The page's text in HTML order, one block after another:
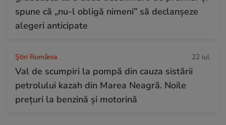
spune că „nu-l obligă nimeni” să declanșeze
alegeri anticipate
Știri România 22 iul.
Val de scumpiri la pompă din cauza sistării
petrolului kazah din Marea Neagră. Noile
prețuri la benzină și motorină